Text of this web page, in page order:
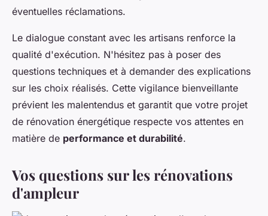
éventuelles réclamations.
Le dialogue constant avec les artisans renforce la
qualité d'exécution. N'hésitez pas à poser des
questions techniques et à demander des explications
sur les choix réalisés. Cette vigilance bienveillante
prévient les malentendus et garantit que votre projet
de rénovation énergétique respecte vos attentes en
matière de performance et durabilité.
Vos questions sur les rénovations
d'ampleur